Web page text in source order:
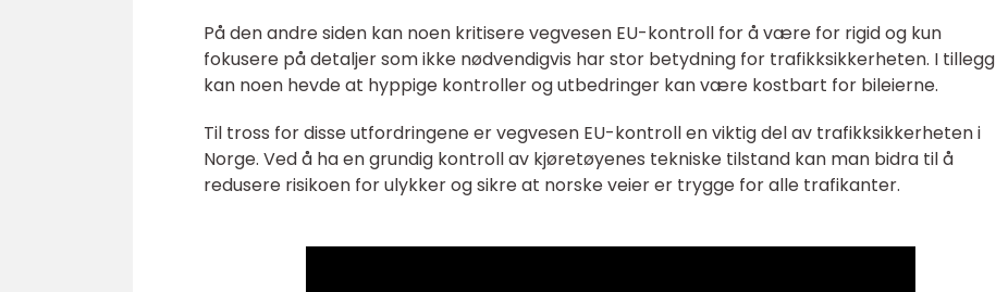
På den andre siden kan noen kritisere vegvesen EU-kontroll for å være for rigid og kun
fokusere på detaljer som ikke nødvendigvis har stor betydning for trafikksikkerheten. I tillegg
kan noen hevde at hyppige kontroller og utbedringer kan være kostbart for bileierne.
Til tross for disse utfordringene er vegvesen EU-kontroll en viktig del av trafikksikkerheten i
Norge. Ved å ha en grundig kontroll av kjøretøyenes tekniske tilstand kan man bidra til å
redusere risikoen for ulykker og sikre at norske veier er trygge for alle trafikanter.